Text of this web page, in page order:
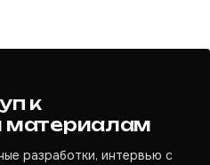
к
материалам
разработки, интервью с